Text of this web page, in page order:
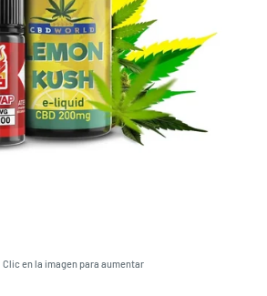
Clic en la imagen para aumentar